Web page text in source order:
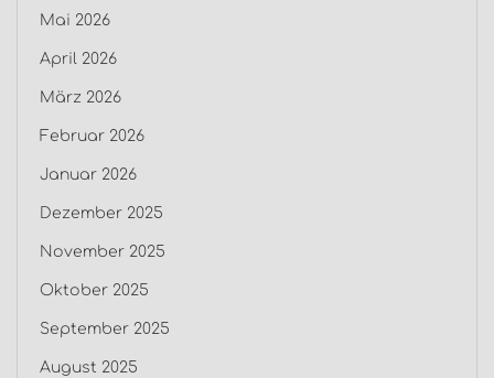
Mai 2026
April 2026
März 2026
Februar 2026
Januar 2026
Dezember 2025
November 2025
Oktober 2025
September 2025
August 2025